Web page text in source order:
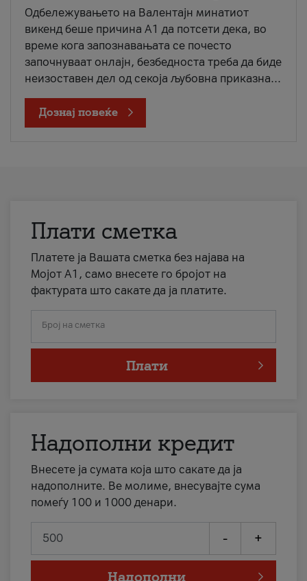
Одбележувањето на Валентајн минатиот
викенд беше причина А1 да потсети дека, во
време кога запознавањата се почесто
започнуваат онлајн, безбедноста треба да биде
неизоставен дел од секоја љубовна приказна...
Дознај повеќе
Плати сметка
Платете ја Вашата сметка без најава на
Мојот А1, само внесете го бројот на
фактурата што сакате да ја платите.
Број на сметка
Плати
Надополни кредит
Внесете ја сумата која што сакате да ја
надополните. Ве молиме, внесувајте сума
помеѓу 100 и 1000 денари.
- +
Надополни